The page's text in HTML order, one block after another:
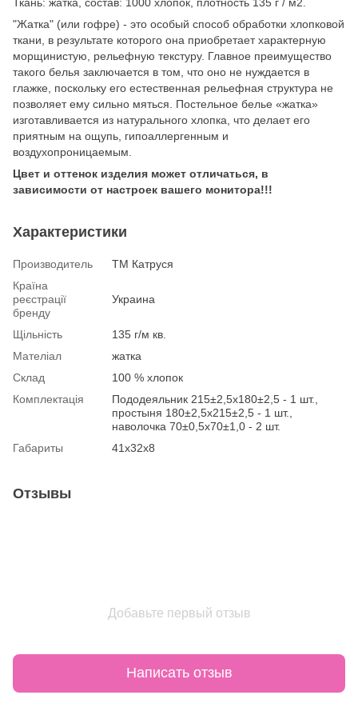
"Жатка" (или гофре) - это особый способ обработки хлопковой
ткани, в результате которого она приобретает характерную
морщинистую, рельефную текстуру. Главное преимущество
такого белья заключается в том, что оно не нуждается в
глажке, поскольку его естественная рельефная структура не
позволяет ему сильно мяться. Постельное белье «жатка»
изготавливается из натурального хлопка, что делает его
приятным на ощупь, гипоаллергенным и
воздухопроницаемым.
Цвет и оттенок изделия может отличаться, в
зависимости от настроек вашего монитора!!!
Характеристики
Производитель
ТМ Катруся
Країна
реєстрації
бренду
Украина
Щільність
135 г/м кв.
Мателіал
жатка
Склад
100 % хлопок
Комплектація
Пододеяльник 215±2,5х180±2,5 - 1 шт.,
простыня 180±2,5х215±2,5 - 1 шт.,
наволочка 70±0,5х70±1,0 - 2 шт.
Габариты
41х32х8
Отзывы
Добавьте первый отзыв
Написать отзыв